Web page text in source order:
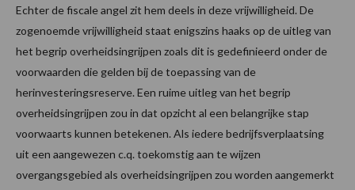
Echter de fiscale angel zit hem deels in deze vrijwilligheid. De
zogenoemde vrijwilligheid staat enigszins haaks op de uitleg van
het begrip overheidsingrijpen zoals dit is gedefinieerd onder de
voorwaarden die gelden bij de toepassing van de
herinvesteringsreserve. Een ruime uitleg van het begrip
overheidsingrijpen zou in dat opzicht al een belangrijke stap
voorwaarts kunnen betekenen. Als iedere bedrijfsverplaatsing
uit een aangewezen c.q. toekomstig aan te wijzen
overgangsgebied als overheidsingrijpen zou worden aangemerkt